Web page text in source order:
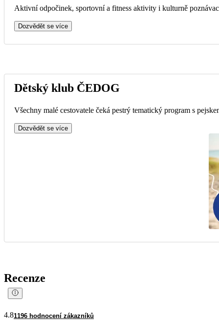
Aktivní odpočinek, sportovní a fitness aktivity i kulturně
Dozvědět se více
Dětský klub ČEDOG
Všechny malé cestovatele čeká pestrý tematický program s
Dozvědět se více
Recenze
4.81196 hodnocení zákazníků